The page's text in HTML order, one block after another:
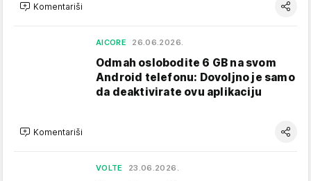
Komentariši
AICORE 26.06.2026.
Odmah oslobodite 6 GB na svom
Android telefonu: Dovoljno je samo
da deaktivirate ovu aplikaciju
Komentariši
VOLTE 23.06.2026.